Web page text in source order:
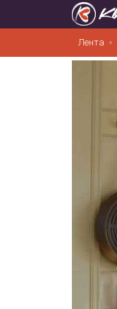
Лента